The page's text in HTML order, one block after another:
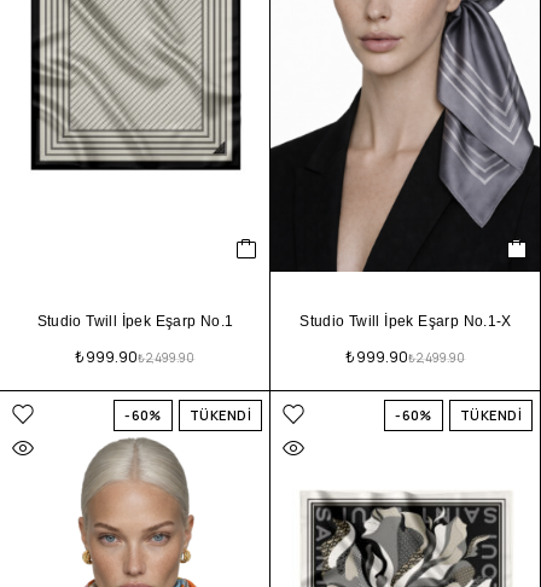
Studio Twill İpek Eşarp No.1
₺2,499.90
₺999.90
Studio Twill İpek Eşarp No.1-X
₺2,499.90
₺999.90
-60% TÜKENDİ -60% TÜKENDİ